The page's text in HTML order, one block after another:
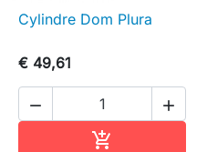
Cylindre Dom Plura
€ 49,61
 
